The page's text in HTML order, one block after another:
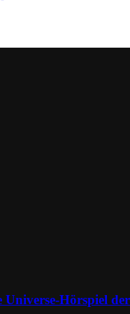
Universe-Hörspiel